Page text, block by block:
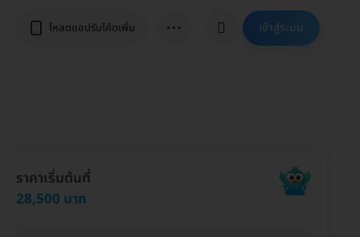
โหลดแอปรับโค้ดเพิ่ม ⋯ เข้าสู่ระบบ
ราคาเริ่มต้นที่
28,500 บาท